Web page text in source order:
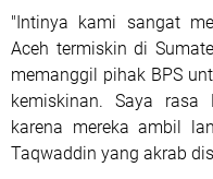
"Intinya kami sangat
Aceh termiskin di
memanggil pihak BPS
kemiskinan. Saya
karena mereka ambil
Taqwaddin yang akrab